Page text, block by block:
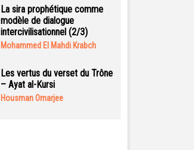
La sira prophétique comme
modèle de dialogue
intercivilisationnel (2/3)
Mohammed El Mahdi Krabch
Les vertus du verset du Trône
– Ayat al-Kursi
Housman Omarjee